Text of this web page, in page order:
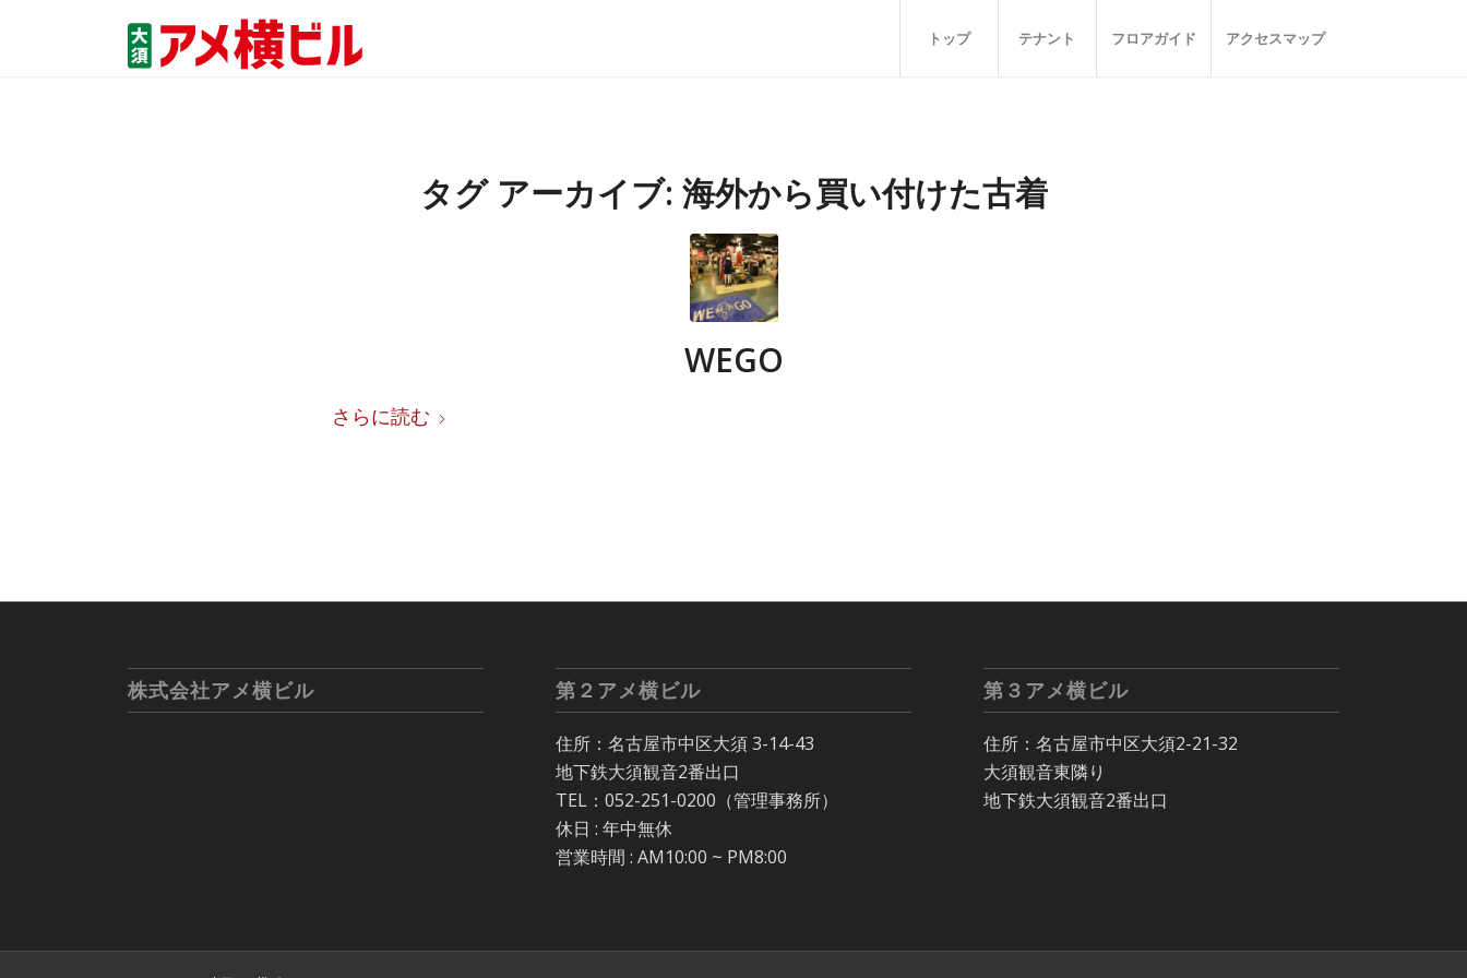
トップ テナント フロアガイド アクセスマップ
タグ アーカイブ: 海外から買い付けた古着
WEGO
さらに読む
株式会社アメ横ビル 第２アメ横ビル
住所：名古屋市中区大須 3-14-43
地下鉄大須観音2番出口
TEL：052-251-0200（管理事務所）
休日 : 年中無休
営業時間 : AM10:00 ~ PM8:00
第３アメ横ビル
住所：名古屋市中区大須2-21-32
大須観音東隣り
地下鉄大須観音2番出口